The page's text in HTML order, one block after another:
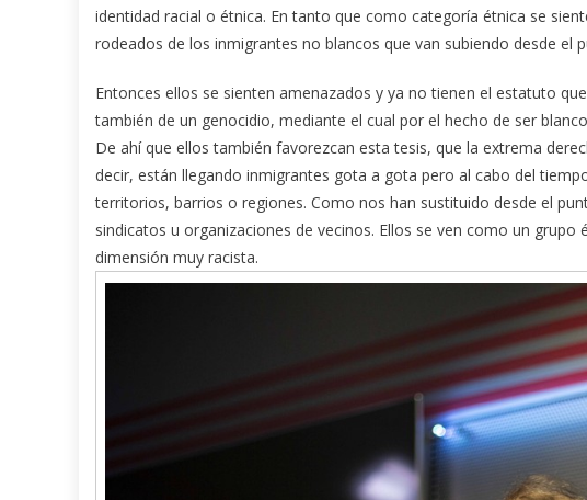
identidad racial o étnica. En tanto que como categoría étnica se
rodeados de los inmigrantes no blancos que van subiendo desde el
Entonces ellos se sienten amenazados y ya no tienen el estatuto
también de un genocidio, mediante el cual por el hecho de ser
De ahí que ellos también favorezcan esta tesis, que la extrema
decir, están llegando inmigrantes gota a gota pero al cabo del
territorios, barrios o regiones. Como nos han sustituido desde el
sindicatos u organizaciones de vecinos. Ellos se ven como un
dimensión muy racista.